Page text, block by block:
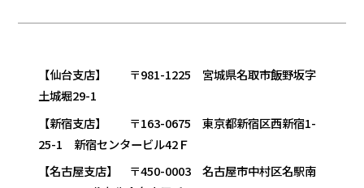
【仙台支店】 〒981-1225 宮城県名取市飯野坂字
土城堀29-1
【新宿支店】 〒163-0675 東京都新宿区西新宿1-
25-1 新宿センタービル42Ｆ
【名古屋支店】 〒450-0003 名古屋市中村区名駅南